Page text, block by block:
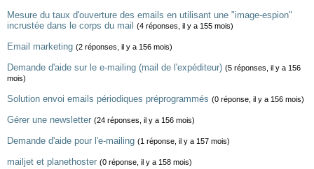
Mesure du taux d'ouverture des emails en utilisant une "image-espion"
incrustée dans le corps du mail
(4 réponses, il y a 155 mois)
Email marketing (2 réponses, il y a 156 mois)
Demande d'aide sur le e-mailing (mail de l'expéditeur) (5 réponses, il y a 156
mois)
Solution envoi emails périodiques préprogrammés (0 réponse, il y a 156 mois)
Gérer une newsletter (24 réponses, il y a 156 mois)
Demande d'aide pour l'e-mailing (1 réponse, il y a 157 mois)
mailjet et planethoster (0 réponse, il y a 158 mois)